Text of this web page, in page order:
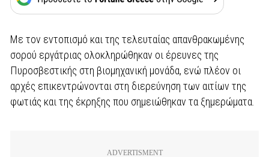
Με τον εντοπισμό και της τελευταίας απανθρακωμένης
σορού εργάτριας ολοκληρώθηκαν οι έρευνες της
Πυροσβεστικής στη βιομηχανική μονάδα, ενώ πλέον οι
αρχές επικεντρώνονται στη διερεύνηση των αιτίων της
φωτιάς και της έκρηξης που σημειώθηκαν τα ξημερώματα.